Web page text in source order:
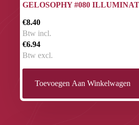
GELOSOPHY #080
€8.40
Btw incl.
€6.94
Btw excl.
Toevoegen Aan Winkelwagen